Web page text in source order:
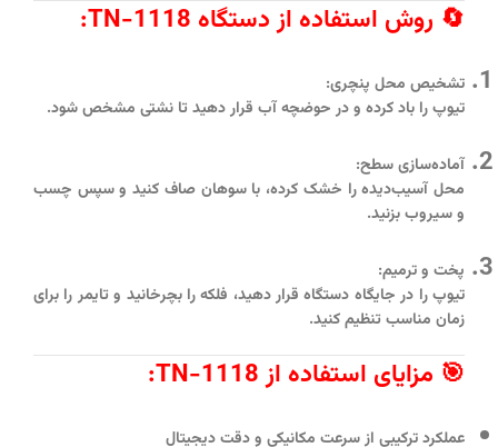
🔄 روش استفاده از دستگاه TN-1118:
تشخیص محل پنچری:
تیوپ را باد کرده و در حوضچه آب قرار دهید تا نشتی مشخص شود.
آماده‌سازی سطح:
محل آسیب‌دیده را خشک کرده، با سوهان صاف کنید و سپس چسب
و سیروب بزنید.
پخت و ترمیم:
تیوپ را در جایگاه دستگاه قرار دهید، فلکه را بچرخانید و تایمر را برای
زمان مناسب تنظیم کنید.
🎯 مزایای استفاده از TN-1118:
عملکرد ترکیبی از سرعت مکانیکی و دقت دیجیتال